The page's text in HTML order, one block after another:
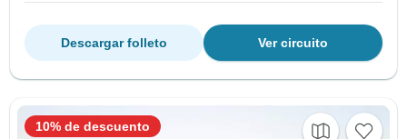
Ver circuito
Descargar folleto
10% de descuento